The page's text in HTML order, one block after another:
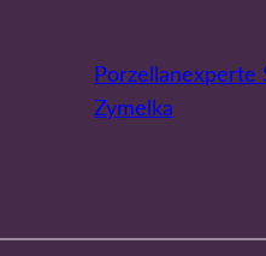
Porzellanexperte
Zymelka